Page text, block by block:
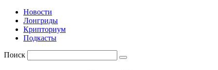
Новости
Лонгриды
Крипториум
Подкасты
Поиск